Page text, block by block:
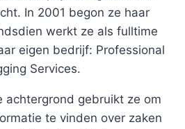
In 2001 begon ze haar
werkt ze als fulltime
eigen bedrijf: Professional
Services.
achtergrond gebruikt ze om
te vinden over zaken